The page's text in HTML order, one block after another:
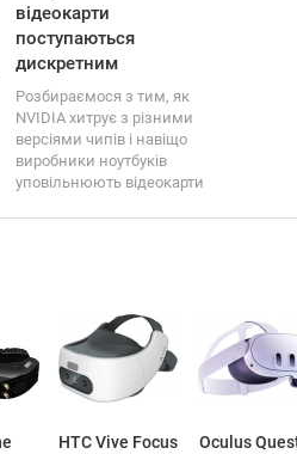
відеокарти
поступаються
дискретним
Розбираємося з тим, як
NVIDIA хитрує з різними
версіями чипів і навіщо
виробники ноутбуків
уповільнюють відеокарти
HTC Vive Focus
Oculus